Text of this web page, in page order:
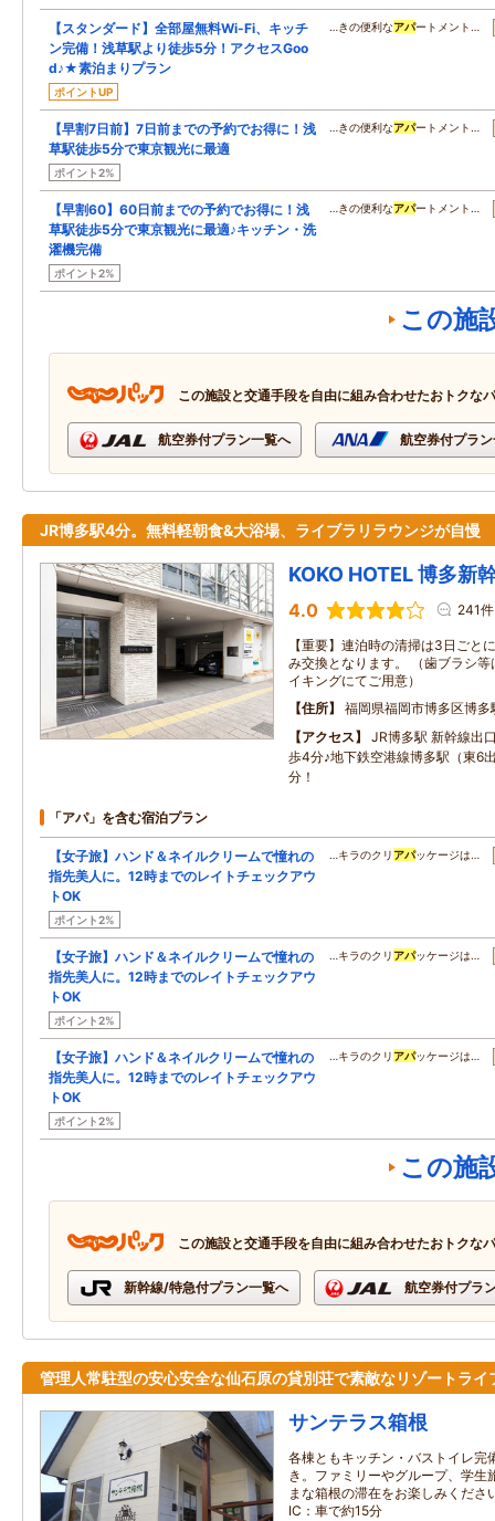
【スタンダード】全部屋無料Wi-Fi、キッチ
ン完備！浅草駅より徒歩5分！アクセスGoo
d♪★素泊まりプラン
ポイントUP
…きの便利なアパートメント…
【早割7日前】7日前までの予約でお得に！浅
草駅徒歩5分で東京観光に最適
ポイント2%
…きの便利なアパートメント…
【早割60】60日前までの予約でお得に！浅
草駅徒歩5分で東京観光に最適♪キッチン・洗
濯機完備
ポイント2%
…きの便利なアパートメント…
この施
この施設と交通手段を自由に組み合わせたおトクな
航空券付プラン一覧へ 航空券付プラ
JR博多駅4分。無料軽朝食&大浴場、ライブラリラウンジが自慢
KOKO HOTEL 博多新
4.0 241件
【重要】連泊時の清掃は3日ごと
み交換となります。 （歯ブラシ
イキングにてご用意）
住所
福岡県福岡市博多区博
アクセス
JR博多駅 新幹線出
歩4分♪地下鉄空港線博多駅（東6
分！
「アパ」を含む宿泊プラン
【女子旅】ハンド＆ネイルクリームで憧れの
指先美人に。12時までのレイトチェックアウ
トOK
ポイント2%
…キラのクリ アパッケージは…
【女子旅】ハンド＆ネイルクリームで憧れの
指先美人に。12時までのレイトチェックアウ
トOK
ポイント2%
…キラのクリ アパッケージは…
【女子旅】ハンド＆ネイルクリームで憧れの
指先美人に。12時までのレイトチェックアウ
トOK
ポイント2%
…キラのクリ アパッケージは…
この施
この施設と交通手段を自由に組み合わせたおトクな
新幹線/特急付プラン一覧へ 航空券付プラ
管理人常駐型の安心安全な仙石原の貸別荘で素敵なリゾートライ
サンテラス箱根
各棟ともキッチン・バストイレ完
き。ファミリーやグループ、学生
まな箱根の滞在をお楽しみくださ
IC：車で約15分